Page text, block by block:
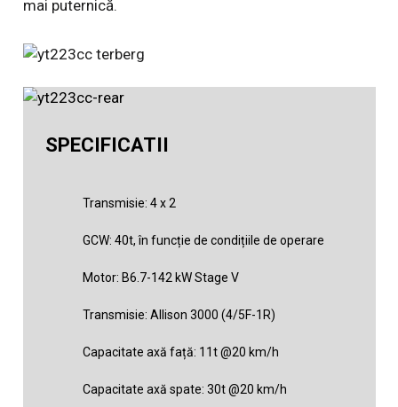
mai puternică.
SPECIFICATII
Transmisie: 4 x 2
GCW: 40t, în funcție de condițiile de operare
Motor: B6.7-142 kW Stage V
Transmisie: Allison 3000 (4/5F-1R)
Capacitate axă față: 11t @20 km/h
Capacitate axă spate: 30t @20 km/h